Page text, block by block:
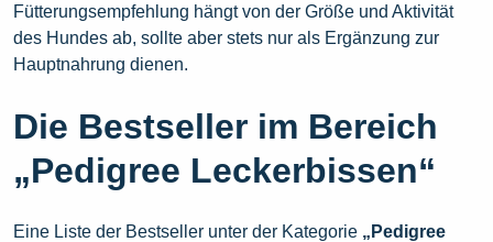
Fütterungsempfehlung hängt von der Größe und Aktivität
des Hundes ab, sollte aber stets nur als Ergänzung zur
Hauptnahrung dienen.
Die Bestseller im Bereich
„Pedigree Leckerbissen“
Eine Liste der Bestseller unter der Kategorie „Pedigree